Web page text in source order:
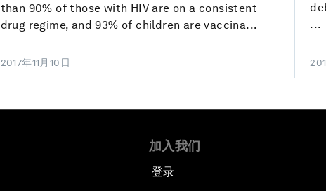
than 90% of those with HIV are on a consistent
drug regime, and 93% of children are vaccina...
2017年11月10日
...
加入我们
登录